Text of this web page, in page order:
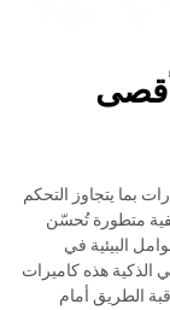
بما يتجاوز التحكم
متطورة تُحسّن
البيئية في
الذكية هذه كاميرات
الطريق أمام